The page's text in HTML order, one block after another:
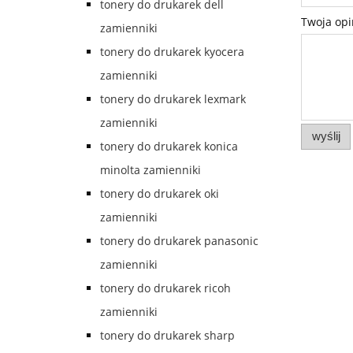
tonery do drukarek dell
zamienniki
tonery do drukarek kyocera
zamienniki
tonery do drukarek lexmark
zamienniki
tonery do drukarek konica
minolta zamienniki
tonery do drukarek oki
zamienniki
tonery do drukarek panasonic
zamienniki
tonery do drukarek ricoh
zamienniki
tonery do drukarek sharp
Twoja
wyślij